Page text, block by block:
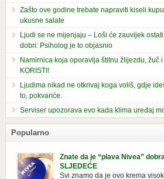
Zašto ove godine trebate napraviti kiseli
ukusne salate
Ljudi se ne mijenjaju – Loši će zauvijek
dobri: Psiholog je to objasnio
Namirnica koja oporavlja štitnu žlijezdu, žuč i
KORISTI!
Ljudima nikad ne otkrivaj koga voliš, gdje
to, pokvariće.
Serviser upozorava evo kada klima uređaj
Popularno
Znate da je “plava Nivea”
SLJEDEĆE
Svi znamo da je ovo krema